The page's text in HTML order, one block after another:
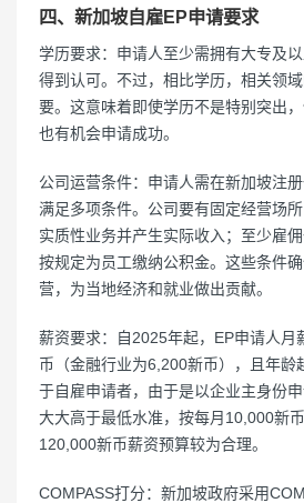
四、新加坡自雇EP申请要求
学历要求：申请人至少需拥有大专及
得到认可。不过，相比学历，相关领
要。这意味着即使学历不是特别突出
也有机会申请成功。
公司运营条件：申请人需在新加坡注
满足多项条件。公司要有固定经营场
实质性业务并产生实际收入；至少雇佣
按规定为员工缴纳公积金。这些条件
营，为当地经济和就业做出贡献。
薪资要求：自2025年起，EP申请人月
币（金融行业为6,200新币），且年龄
于自雇申请者，由于是以企业主身份
大大高于最低水准，按每月10,000新
120,000新币薪资预算较为合理。
COMPASS打分：新加坡政府采用